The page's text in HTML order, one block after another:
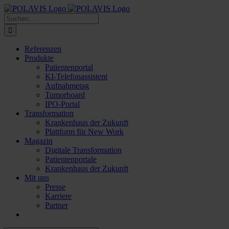
Zum
Inhalt
springen
Suche
nach:
Referenzen
Produkte
Patientenportal
KI-Telefonassistent
Aufnahmetag
Tumorboard
IPO-Portal
Transformation
Krankenhaus der Zukunft
Plattform für New Work
Magazin
Digitale Transformation
Patientenportale
Krankenhaus der Zukunft
Mit uns
Presse
Karriere
Partner